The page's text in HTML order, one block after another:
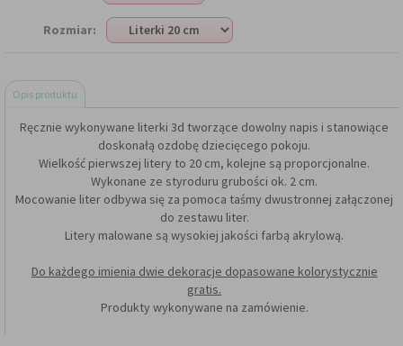
Rozmiar:
Opis produktu
Ręcznie wykonywane literki 3d tworzące dowolny napis i stanowiące
doskonałą ozdobę dziecięcego pokoju.
Wielkość pierwszej litery to 20 cm, kolejne są proporcjonalne.
Wykonane ze styroduru grubości ok. 2 cm.
Mocowanie liter odbywa się za pomoca taśmy dwustronnej załączonej
do zestawu liter.
Litery malowane są wysokiej jakości farbą akrylową.
Do każdego imienia dwie dekoracje dopasowane kolorystycznie
gratis.
Produkty wykonywane na zamówienie.